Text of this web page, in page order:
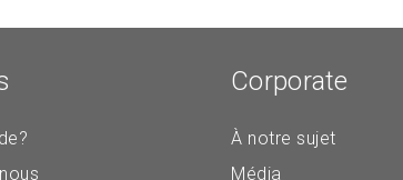
Corporate
À notre sujet
Média